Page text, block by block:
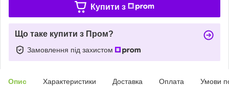
Купити з
Що таке купити з Пром?
Замовлення під захистом
Опис Характеристики Доставка Оплата Умови